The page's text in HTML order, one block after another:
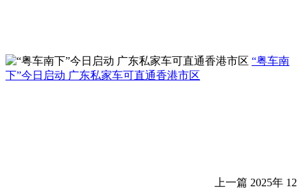
“粤车南
下”今日启动 广东私家车可直通香港市区
上一篇 2025年 12